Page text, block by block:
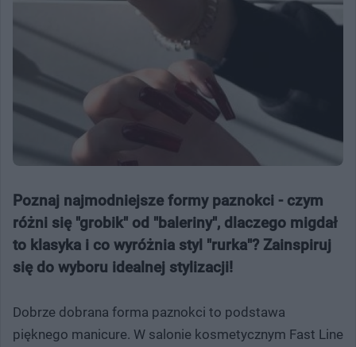
Poznaj najmodniejsze formy paznokci - czym
różni się "grobik" od "baleriny", dlaczego migdał
to klasyka i co wyróżnia styl "rurka"? Zainspiruj
się do wyboru idealnej stylizacji!
Dobrze dobrana forma paznokci to podstawa
pięknego manicure. W salonie kosmetycznym Fast Line